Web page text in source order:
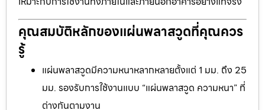
คุณสมบัติหลักของแผ่นพลาสวูดที่คุณควร
รู้
แผ่นพลาสวูดมีความหนาหลากหลายตั้งแต่ 1 มม. ถึง 25
มม. รองรับการใช้งานแบบ “แผ่นพลาสวูด ความหนา” ที่
ต่างกันตามงาน